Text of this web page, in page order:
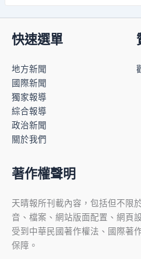
快速選單
地方新聞
國際新聞
獨家報導
綜合報導
政治新聞
關於我們
著作權聲明
天晴報所刊載內容，包括但不限
音、檔案、網站版面配置、網頁
受到中華民國著作權法、國際著
保障。